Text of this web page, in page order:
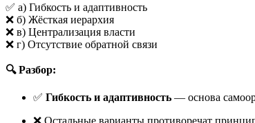
✅ а) Гибкость и адаптивность
❌ б) Жёсткая иерархия
❌ в) Централизация власти
❌ г) Отсутствие обратной связи
🔍 Разбор:
✅ Гибкость и адаптивность — основа
❌ Остальные варианты противоречат